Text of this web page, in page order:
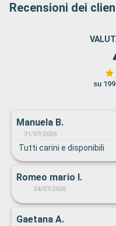
Recensioni dei
su
Manuela B.
31/07/2026
Tutti carini e disponibili
Romeo mario I.
24/07/2026
Gaetana A.